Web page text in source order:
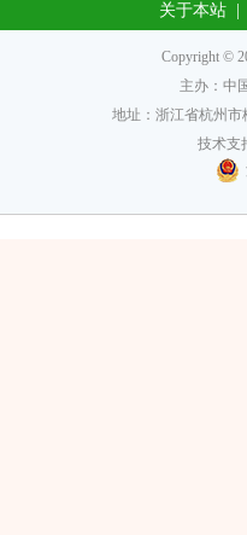
关于本站
Copyright ©
主办：中
地址：浙江省杭州
技术支